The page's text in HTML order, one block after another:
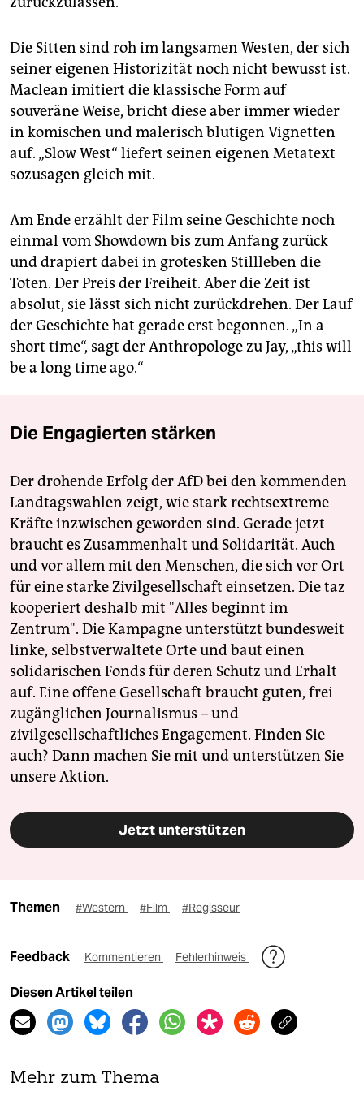
Die Sitten sind roh im langsamen Westen, der sich
seiner eigenen Historizität noch nicht bewusst ist.
Maclean imitiert die klassische Form auf
souveräne Weise, bricht diese aber immer wieder
in komischen und malerisch blutigen Vignetten
auf. „Slow West“ liefert seinen eigenen Metatext
sozusagen gleich mit.
Am Ende erzählt der Film seine Geschichte noch
einmal vom Showdown bis zum Anfang zurück
und drapiert dabei in grotesken Stillleben die
Toten. Der Preis der Freiheit. Aber die Zeit ist
absolut, sie lässt sich nicht zurückdrehen. Der Lauf
der Geschichte hat gerade erst begonnen. „In a
short time“, sagt der Anthropologe zu Jay, „this will
be a long time ago.“
Die Engagierten stärken
Der drohende Erfolg der AfD bei den kommenden
Landtagswahlen zeigt, wie stark rechtsextreme
Kräfte inzwischen geworden sind. Gerade jetzt
braucht es Zusammenhalt und Solidarität. Auch
und vor allem mit den Menschen, die sich vor Ort
für eine starke Zivilgesellschaft einsetzen. Die taz
kooperiert deshalb mit "Alles beginnt im
Zentrum". Die Kampagne unterstützt bundesweit
linke, selbstverwaltete Orte und baut einen
solidarischen Fonds für deren Schutz und Erhalt
auf. Eine offene Gesellschaft braucht guten, frei
zugänglichen Journalismus – und
zivilgesellschaftliches Engagement. Finden Sie
auch? Dann machen Sie mit und unterstützen Sie
unsere Aktion.
Jetzt unterstützen
Themen #Western #Film #Regisseur
Feedback Kommentieren Fehlerhinweis
Diesen Artikel teilen
Mehr zum Thema